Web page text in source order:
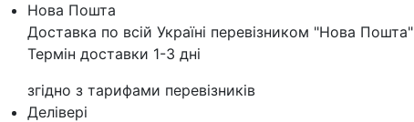
Нова Пошта
Доставка по всій Україні перевізником "Нова Пошта"
Термін доставки 1-3 дні
згідно з тарифами перевізників
Делівері